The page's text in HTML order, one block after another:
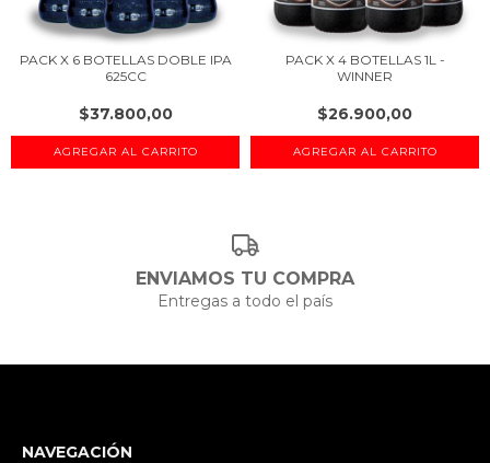
PACK X 6 BOTELLAS DOBLE IPA
625CC
$37.800,00
PACK X 4 BOTELLAS 1L -
WINNER
$26.900,00
ENVIAMOS TU COMPRA
Entregas a todo el país
NAVEGACIÓN